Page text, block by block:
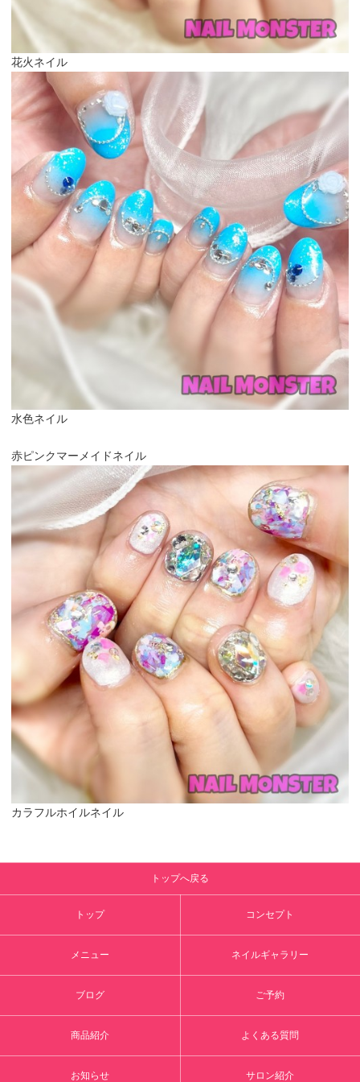
花火ネイル
水色ネイル
赤ピンクマーメイドネイル
カラフルホイルネイル
トップへ戻る
トップ コンセプト
メニュー ネイルギャラリー
ブログ ご予約
商品紹介 よくある質問
お知らせ サロン紹介